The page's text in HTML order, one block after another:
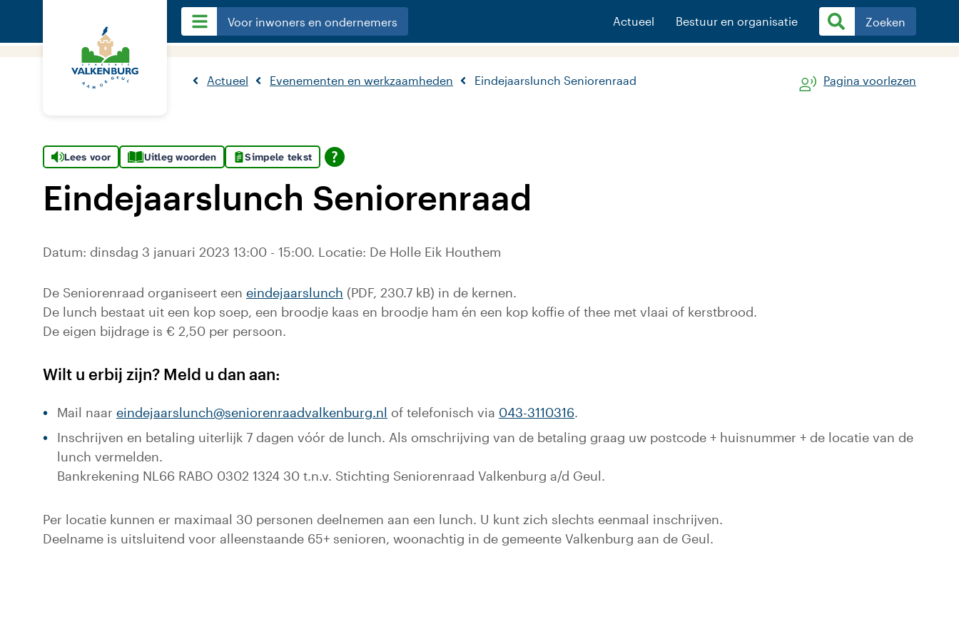
Voor inwoners en ondernemers Actueel Bestuur en organisatie Zoeken
Actueel Evenementen en werkzaamheden Eindejaarslunch Seniorenraad Pagina voorlezen
Lees voor Uitleg woorden Simpele tekst
Eindejaarslunch Seniorenraad
Datum: dinsdag 3 januari 2023 13:00 - 15:00. Locatie: De Holle Eik Houthem
De Seniorenraad organiseert een eindejaarslunch (PDF, 230.7 kB) in de kernen.
De lunch bestaat uit een kop soep, een broodje kaas en broodje ham én een kop koffie of thee met vlaai of kerstbrood.
De eigen bijdrage is € 2,50 per persoon.
Wilt u erbij zijn? Meld u dan aan:
Mail naar eindejaarslunch@seniorenraadvalkenburg.nl of telefonisch via 043-3110316.
Inschrijven en betaling uiterlijk 7 dagen vóór de lunch. Als omschrijving van de betaling graag uw postcode + huisnummer + de locatie van de
lunch vermelden.
Bankrekening NL66 RABO 0302 1324 30 t.n.v. Stichting Seniorenraad Valkenburg a/d Geul.
Per locatie kunnen er maximaal 30 personen deelnemen aan een lunch. U kunt zich slechts eenmaal inschrijven.
Deelname is uitsluitend voor alleenstaande 65+ senioren, woonachtig in de gemeente Valkenburg aan de Geul.